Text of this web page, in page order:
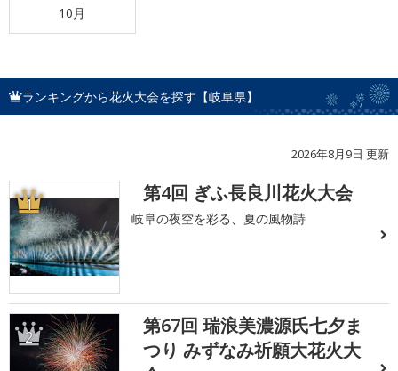
10月
ランキングから花火大会を探す【岐阜県】
2026年8月9日 更新
1 第4回 ぎふ長良川花火大会
岐阜の夜空を彩る、夏の風物詩
2
第67回 瑞浪美濃源氏七夕ま
つり みずなみ祈願大花火大